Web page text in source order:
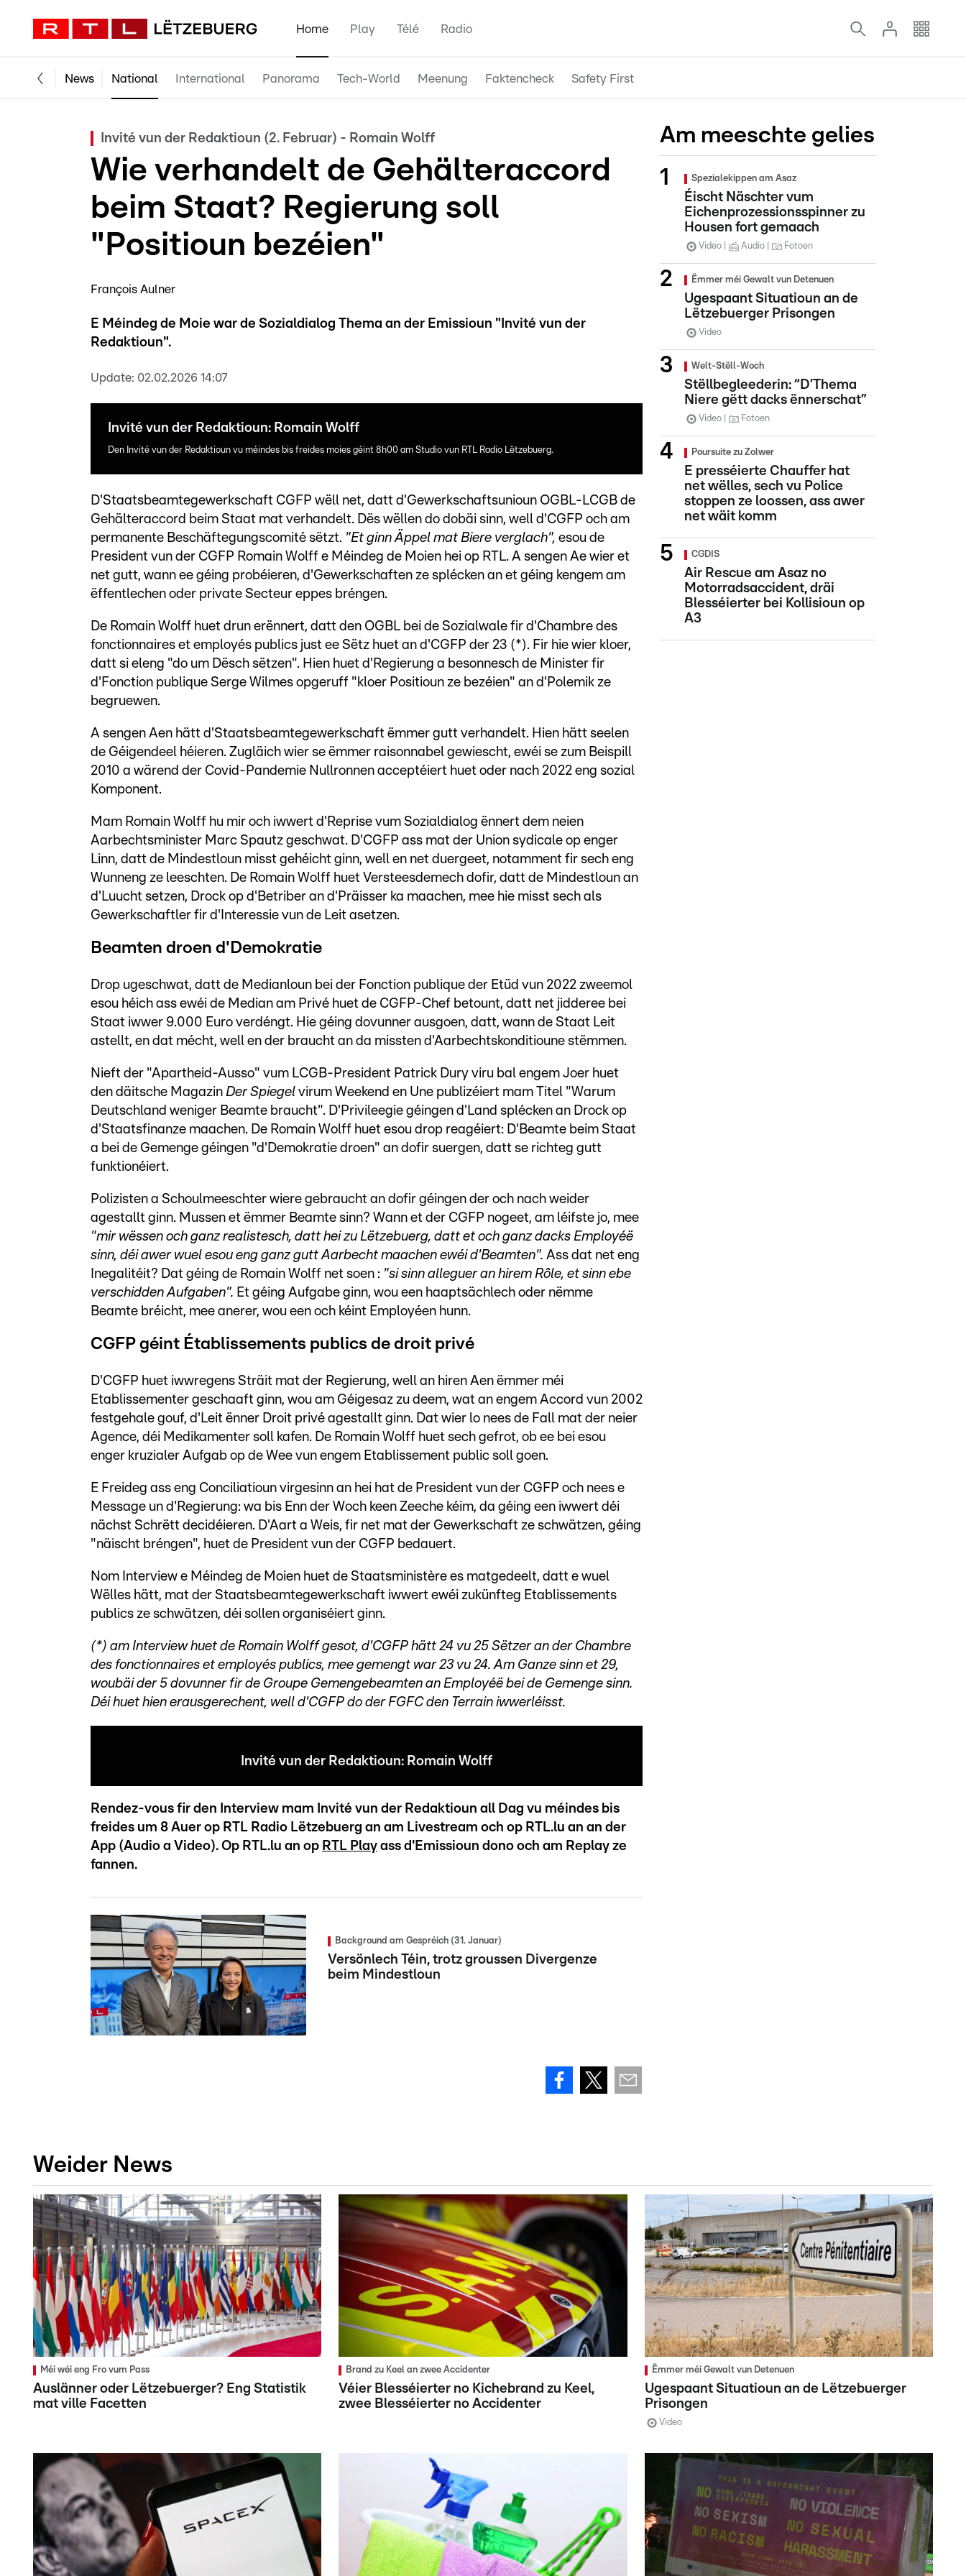
Home Play Télé Radio
News National International Panorama Tech-World Meenung Faktencheck Safety First
Invité vun der Redaktioun (2. Februar) - Romain Wolff
Wie verhandelt de Gehälteraccord
beim Staat? Regierung soll
"Positioun bezéien"
François Aulner
E Méindeg de Moie war de Sozialdialog Thema an der Emissioun "Invité vun der
Redaktioun".
Update: 02.02.2026 14:07
Invité vun der Redaktioun: Romain Wolff
Den Invité vun der Redaktioun vu méindes bis freides moies géint 8h00 am Studio vun RTL Radio Lëtzebuerg.
D'Staatsbeamtegewerkschaft CGFP wëll net, datt d'Gewerkschaftsunioun OGBL-LCGB de
Gehälteraccord beim Staat mat verhandelt. Dës wëllen do dobäi sinn, well d'CGFP och am
permanente Beschäftegungscomité sëtzt. "Et ginn Äppel mat Biere verglach", esou de
President vun der CGFP Romain Wolff e Méindeg de Moien hei op RTL. A sengen Ae wier et
net gutt, wann ee géing probéieren, d'Gewerkschaften ze splécken an et géing kengem am
ëffentlechen oder private Secteur eppes bréngen.
De Romain Wolff huet drun erënnert, datt den OGBL bei de Sozialwale fir d'Chambre des
fonctionnaires et employés publics just ee Sëtz huet an d'CGFP der 23 (*). Fir hie wier kloer,
datt si eleng "do um Dësch sëtzen". Hien huet d'Regierung a besonnesch de Minister fir
d'Fonction publique Serge Wilmes opgeruff "kloer Positioun ze bezéien" an d'Polemik ze
begruewen.
A sengen Aen hätt d'Staatsbeamtegewerkschaft ëmmer gutt verhandelt. Hien hätt seelen
de Géigendeel héieren. Zugläich wier se ëmmer raisonnabel gewiescht, ewéi se zum Beispill
2010 a wärend der Covid-Pandemie Nullronnen acceptéiert huet oder nach 2022 eng sozial
Komponent.
Mam Romain Wolff hu mir och iwwert d'Reprise vum Sozialdialog ënnert dem neien
Aarbechtsminister Marc Spautz geschwat. D'CGFP ass mat der Union sydicale op enger
Linn, datt de Mindestloun misst gehéicht ginn, well en net duergeet, notamment fir sech eng
Wunneng ze leeschten. De Romain Wolff huet Versteesdemech dofir, datt de Mindestloun an
d'Luucht setzen, Drock op d'Betriber an d'Präisser ka maachen, mee hie misst sech als
Gewerkschaftler fir d'Interessie vun de Leit asetzen.
Beamten droen d'Demokratie
Drop ugeschwat, datt de Medianloun bei der Fonction publique der Etüd vun 2022 zweemol
esou héich ass ewéi de Median am Privé huet de CGFP-Chef betount, datt net jidderee bei
Staat iwwer 9.000 Euro verdéngt. Hie géing dovunner ausgoen, datt, wann de Staat Leit
astellt, en dat mécht, well en der braucht an da missten d'Aarbechtskonditioune stëmmen.
Nieft der "Apartheid-Ausso" vum LCGB-President Patrick Dury viru bal engem Joer huet
den däitsche Magazin Der Spiegel virum Weekend en Une publizéiert mam Titel "Warum
Deutschland weniger Beamte braucht". D'Privileegie géingen d'Land splécken an Drock op
d'Staatsfinanze maachen. De Romain Wolff huet esou drop reagéiert: D'Beamte beim Staat
a bei de Gemenge géingen "d'Demokratie droen" an dofir suergen, datt se richteg gutt
funktionéiert.
Polizisten a Schoulmeeschter wiere gebraucht an dofir géingen der och nach weider
agestallt ginn. Mussen et ëmmer Beamte sinn? Wann et der CGFP nogeet, am léifste jo, mee
"mir wëssen och ganz realistesch, datt hei zu Lëtzebuerg, datt et och ganz dacks Employéë
sinn, déi awer wuel esou eng ganz gutt Aarbecht maachen ewéi d'Beamten". Ass dat net eng
Inegalitéit? Dat géing de Romain Wolff net soen : "si sinn alleguer an hirem Rôle, et sinn ebe
verschidden Aufgaben". Et géing Aufgabe ginn, wou een haaptsächlech oder nëmme
Beamte bréicht, mee anerer, wou een och kéint Employéen hunn.
CGFP géint Établissements publics de droit privé
D'CGFP huet iwwregens Sträit mat der Regierung, well an hiren Aen ëmmer méi
Etablissementer geschaaft ginn, wou am Géigesaz zu deem, wat an engem Accord vun 2002
festgehale gouf, d'Leit ënner Droit privé agestallt ginn. Dat wier lo nees de Fall mat der neier
Agence, déi Medikamenter soll kafen. De Romain Wolff huet sech gefrot, ob ee bei esou
enger kruzialer Aufgab op de Wee vun engem Etablissement public soll goen.
E Freideg ass eng Conciliatioun virgesinn an hei hat de President vun der CGFP och nees e
Message un d'Regierung: wa bis Enn der Woch keen Zeeche kéim, da géing een iwwert déi
nächst Schrëtt decidéieren. D'Aart a Weis, fir net mat der Gewerkschaft ze schwätzen, géing
"näischt bréngen", huet de President vun der CGFP bedauert.
Nom Interview e Méindeg de Moien huet de Staatsministère es matgedeelt, datt e wuel
Wëlles hätt, mat der Staatsbeamtegewerkschaft iwwert ewéi zukünfteg Etablissements
publics ze schwätzen, déi sollen organiséiert ginn.
(*) am Interview huet de Romain Wolff gesot, d'CGFP hätt 24 vu 25 Sëtzer an der Chambre
des fonctionnaires et employés publics, mee gemengt war 23 vu 24. Am Ganze sinn et 29,
woubäi der 5 dovunner fir de Groupe Gemengebeamten an Employéë bei de Gemenge sinn.
Déi huet hien erausgerechent, well d'CGFP do der FGFC den Terrain iwwerléisst.
Invité vun der Redaktioun: Romain Wolff
Rendez-vous fir den Interview mam Invité vun der Redaktioun all Dag vu méindes bis
freides um 8 Auer op RTL Radio Lëtzebuerg an am Livestream och op RTL.lu an an der
App (Audio a Video). Op RTL.lu an op RTL Play ass d'Emissioun dono och am Replay ze
fannen.
Background am Gespréich (31. Januar)
Versönlech Téin, trotz groussen Divergenze
beim Mindestloun
Am meeschte gelies
Spezialekippen am Asaz
Éischt Näschter vum
Eichenprozessionsspinner zu
Housen fort gemaach
Video Audio Fotoen
Ëmmer méi Gewalt vun Detenuen
Ugespaant Situatioun an de
Lëtzebuerger Prisongen
Video
Welt-Stëll-Woch
Stëllbegleederin: “D’Thema
Niere gëtt dacks ënnerschat”
Video Fotoen
Poursuite zu Zolwer
E presséierte Chauffer hat
net wëlles, sech vu Police
stoppen ze loossen, ass awer
net wäit komm
CGDIS
Air Rescue am Asaz no
Motorradsaccident, dräi
Blesséierter bei Kollisioun op
A3
Weider News
Méi wéi eng Fro vum Pass
Auslänner oder Lëtzebuerger? Eng Statistik
mat ville Facetten
Brand zu Keel an zwee Accidenter
Véier Blesséierter no Kichebrand zu Keel,
zwee Blesséierter no Accidenter
Ëmmer méi Gewalt vun Detenuen
Ugespaant Situatioun an de Lëtzebuerger
Prisongen
Video